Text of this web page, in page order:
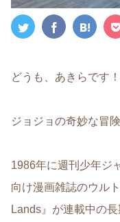
どうも、あきらです！
ジョジョの奇妙な冒
1986年に週刊少年ジ
向け漫画雑誌のウル
Lands』が連載中の